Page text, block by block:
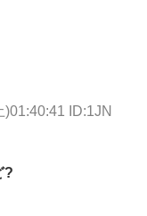
)01:40:41 ID:1JN
?